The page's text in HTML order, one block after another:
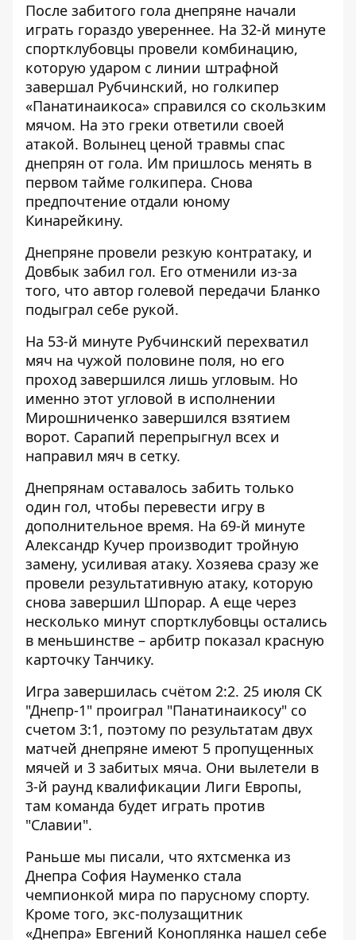
После забитого гола днепряне начали
играть гораздо увереннее. На 32-й минуте
спортклубовцы провели комбинацию,
которую ударом с линии штрафной
завершал Рубчинский, но голкипер
«Панатинаикоса» справился со скользким
мячом. На это греки ответили своей
атакой. Волынец ценой травмы спас
днепрян от гола. Им пришлось менять в
первом тайме голкипера. Снова
предпочтение отдали юному
Кинарейкину.
Днепряне провели резкую контратаку, и
Довбык забил гол. Его отменили из-за
того, что автор голевой передачи Бланко
подыграл себе рукой.
На 53-й минуте Рубчинский перехватил
мяч на чужой половине поля, но его
проход завершился лишь угловым. Но
именно этот угловой в исполнении
Мирошниченко завершился взятием
ворот. Сарапий перепрыгнул всех и
направил мяч в сетку.
Днепрянам оставалось забить только
один гол, чтобы перевести игру в
дополнительное время. На 69-й минуте
Александр Кучер производит тройную
замену, усиливая атаку. Хозяева сразу же
провели результативную атаку, которую
снова завершил Шпорар. А еще через
несколько минут спортклубовцы остались
в меньшинстве – арбитр показал красную
карточку Танчику.
Игра завершилась счётом 2:2. 25 июля СК
"Днепр-1" проиграл "Панатинаикосу" со
счетом 3:1, поэтому по результатам двух
матчей днепряне имеют 5 пропущенных
мячей и 3 забитых мяча. Они вылетели в
3-й раунд квалификации Лиги Европы,
там команда будет играть против
"Славии".
Раньше мы писали, что яхтсменка из
Днепра София Науменко стала
чемпионкой мира по парусному спорту.
Кроме того, экс-полузащитник
«Днепра» Евгений Коноплянка нашел себе